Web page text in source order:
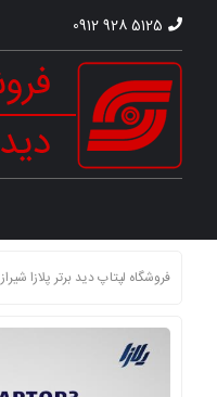
0912 928 5125
فروشگاه لپتاپ دید برتر پلازا شیراز